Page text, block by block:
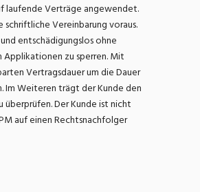
laufende Verträge angewendet.
Vereinbarung voraus.
entschädigungslos ohne
Applikationen zu sperren. Mit
Vertragsdauer um die Dauer
Im Weiteren trägt der Kunde den
Der Kunde ist nicht
auf einen Rechtsnachfolger